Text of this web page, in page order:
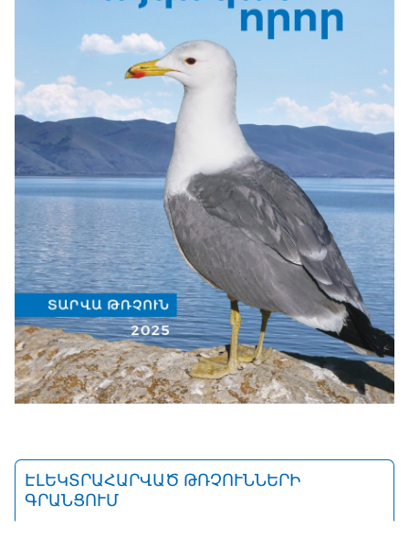
ԷԼԵԿՏՐԱՀԱՐՎԱԾ ԹՌՉՈՒՆՆԵՐԻ
ԳՐԱՆՑՈՒՄ